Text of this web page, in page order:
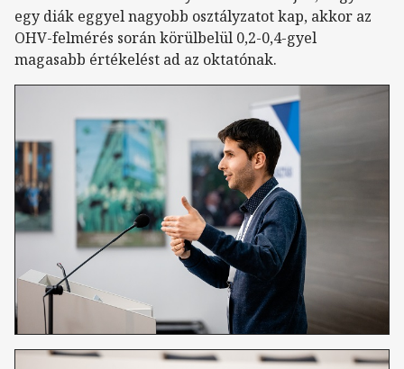
egy diák eggyel nagyobb osztályzatot kap, akkor az
OHV-felmérés során körülbelül 0,2-0,4-gyel
magasabb értékelést ad az oktatónak.